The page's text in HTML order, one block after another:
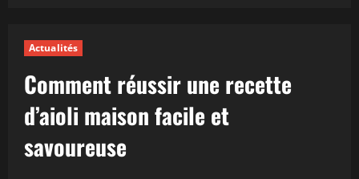
Actualités
Comment réussir une recette
d’aioli maison facile et
savoureuse